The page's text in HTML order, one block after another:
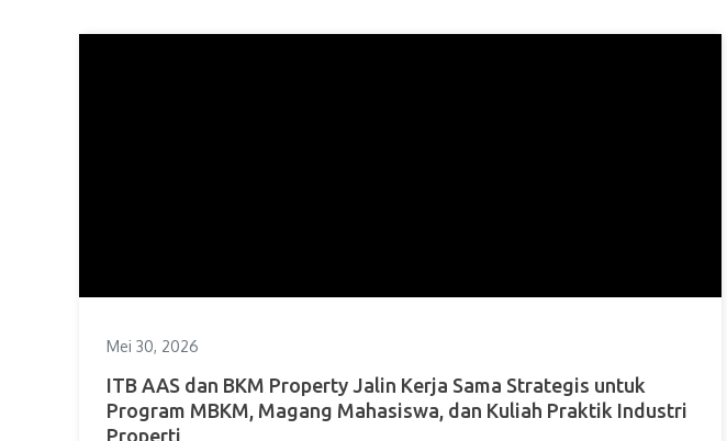
Mei 30, 2026
ITB AAS dan BKM Property Jalin Kerja Sama Strategis untuk
Program MBKM, Magang Mahasiswa, dan Kuliah Praktik Industri
Properti